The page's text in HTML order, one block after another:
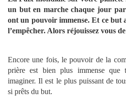
un but en marche chaque jour par
ont un pouvoir immense. Et ce but
l’empêcher. Alors réjouissez vous
Encore une fois, le pouvoir de la
prière est bien plus immense que
imaginer. Il est le plus puissant de
si prêts du but.